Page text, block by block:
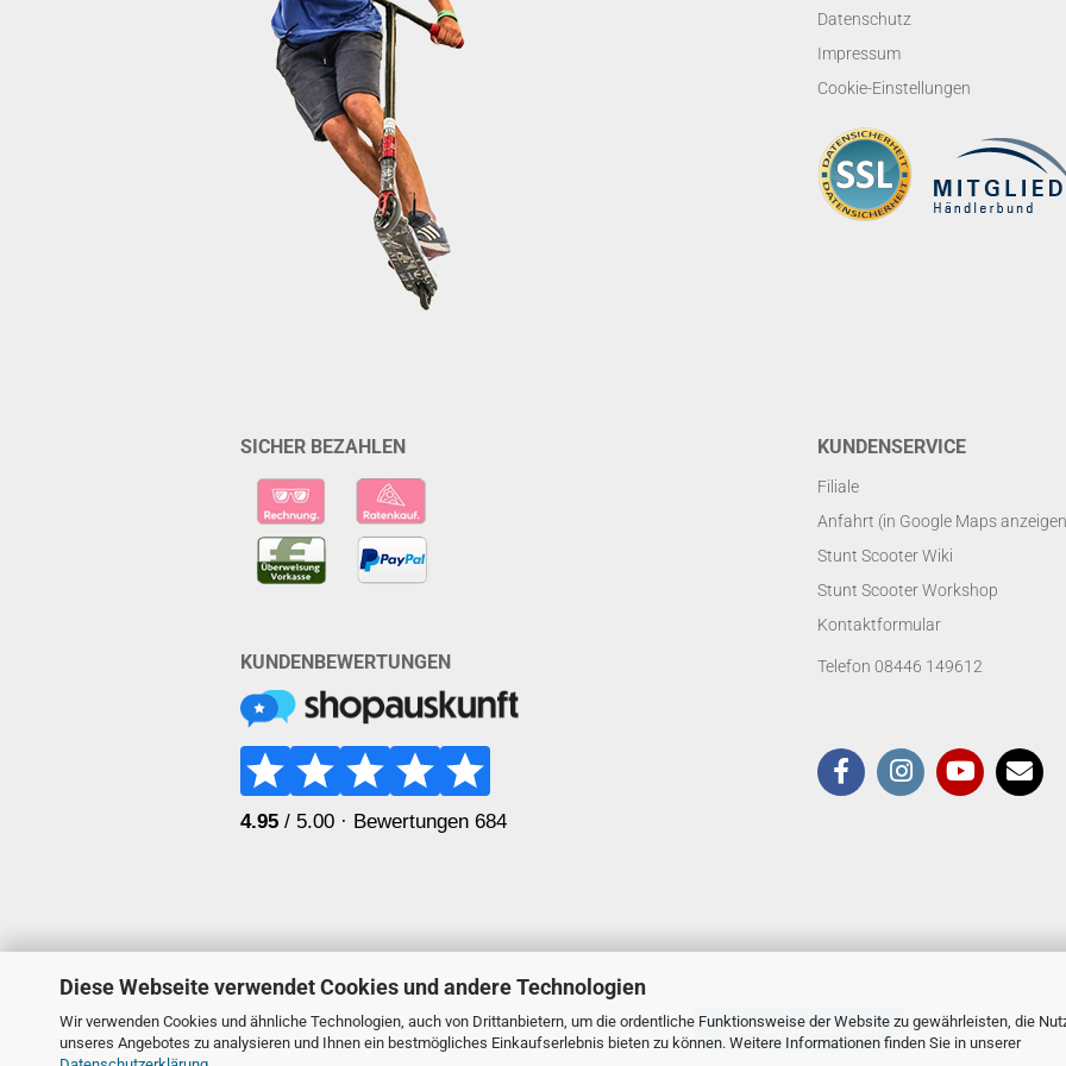
Diese Webseite verwendet Cookies und andere Technologien
Wir verwenden Cookies und ähnliche Technologien, auch von Drittanbietern, um die ordentliche Funktionsweise der Website zu gewährleisten, die
unseres Angebotes zu analysieren und Ihnen ein bestmögliches Einkaufserlebnis bieten zu können. Weitere Informationen finden Sie in unserer
Datenschutz
Impressum
Cookie-Einstellungen
SICHER BEZAHLEN
KUNDENBEWERTUNGEN
KUNDENSERVICE
Filiale
Anfahrt (in Google Maps
Stunt Scooter Wiki
Stunt Scooter Workshop
Kontaktformular
Telefon 08446 149612
Vertrag widerrufen